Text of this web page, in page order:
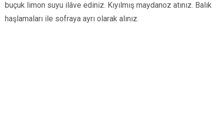
buçuk limon suyu ilâve ediniz. Kıyılmış maydanoz atınız. Balık
haşlamaları ile sofraya ayrı olarak alınız.